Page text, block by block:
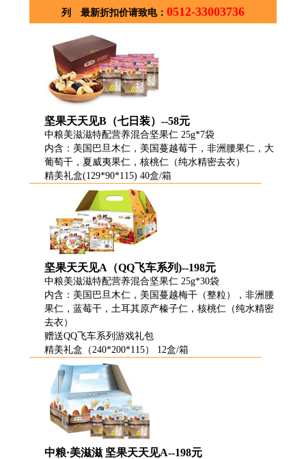
列 最新折扣价请致电： 0512-33003736
坚果天天见B（七日装）--58元
中粮美滋滋特配营养混合坚果仁 25g*7袋
内含：美国巴旦木仁，美国蔓越莓干，非洲腰果仁，大
葡萄干，夏威夷果仁，核桃仁（纯水精密去衣）
精美礼盒(129*90*115) 40盒/箱
坚果天天见A（QQ飞车系列)--198元
中粮美滋滋特配营养混合坚果仁 25g*30袋
内含：美国巴旦木仁，美国蔓越梅干（整粒），非洲腰
果仁，蓝莓干，土耳其原产榛子仁，核桃仁（纯水精密
去衣）
赠送QQ飞车系列游戏礼包
精美礼盒（240*200*115） 12盒/箱
中粮·美滋滋 坚果天天见A--198元